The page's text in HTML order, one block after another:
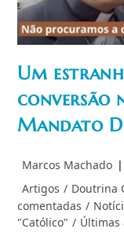
Um
conversão
Mandato
Autor
post:
Marcos Machado
Categoria
do
post:
Artigos / Doutrina
comentadas /
"Católico" / Últimas